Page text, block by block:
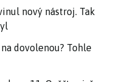
nový nástroj. Tak
dovolenou? Tohle